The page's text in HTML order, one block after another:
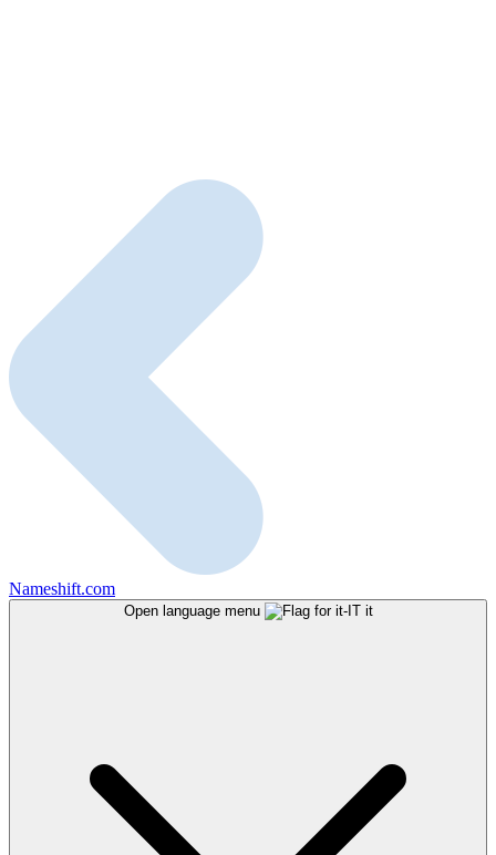
Nameshift.com
Open language menu it